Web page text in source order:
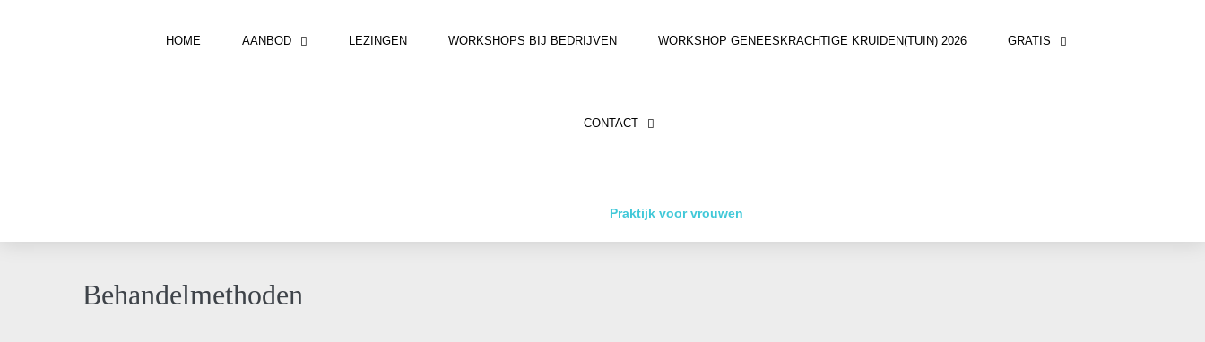
HOME AANBOD LEZINGEN WORKSHOPS BIJ BEDRIJVEN WORKSHOP GENEESKRACHTIGE KRUIDEN(TUIN) 2026 GRATIS
CONTACT
Praktijk voor vrouwen
Behandelmethoden